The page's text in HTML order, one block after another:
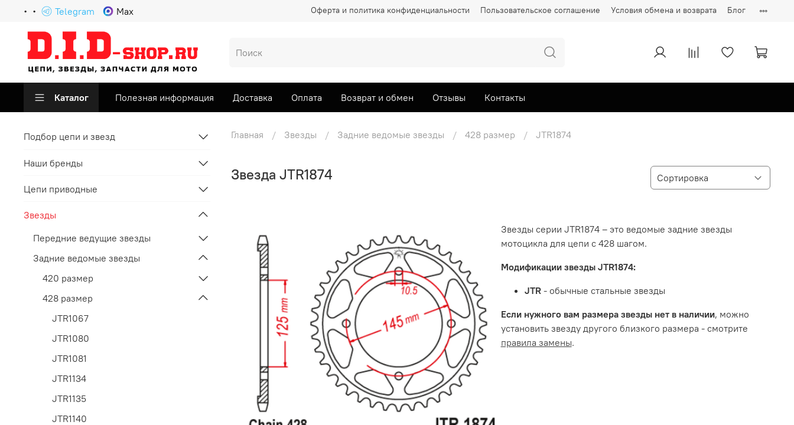
Оферта и политика конфиденциальности Пользовательское соглашение Условия обмена и возврата Блог
Telegram Max
Каталог Полезная информация Доставка Оплата Возврат и обмен Отзывы Контакты
Главная Звезды Задние ведомые звезды 428 размер JTR1874
Звезда JTR1874
Звезды серии JTR1874 – это ведомые задние звезды
мотоцикла для цепи с 428 шагом.
Модификации звезды JTR1874:
JTR- обычные стальные звезды
Если нужного вам размера звезды нет в наличии, можно
установить звезду другого близкого размера - смотрите
правила замены.
Подбор цепи и звезд
Наши бренды
Цепи приводные
Звезды
Передние ведущие звезды
Задние ведомые звезды
420 размер
428 размер
JTR1067
JTR1080
JTR1081
JTR1134
JTR1135
JTR1140